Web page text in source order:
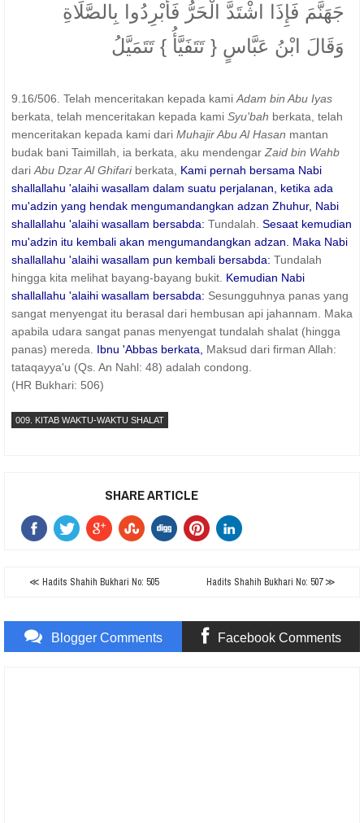
جَهَنَّمَ فَإِذَا اشْتَدَّ الْحَرُّ فَأَبْرِدُوا بِالصَّلَاةِ
وَقَالَ ابْنُ عَبَّاسٍ { تَتَفَيَّأُ } تَتَمَيَّلُ
9.16/506. Telah menceritakan kepada kami Adam bin Abu Iyas
berkata, telah menceritakan kepada kami Syu'bah berkata, telah
menceritakan kepada kami dari Muhajir Abu Al Hasan mantan
budak bani Taimillah, ia berkata, aku mendengar Zaid bin Wahb
dari Abu Dzar Al Ghifariberkata, Kami pernah bersama Nabi
shallallahu 'alaihi wasallam dalam suatu perjalanan, ketika ada
mu'adzin yang hendak mengumandangkan adzan Zhuhur, Nabi
shallallahu 'alaihi wasallam bersabda: Tundalah. Sesaat kemudian
mu'adzin itu kembali akan mengumandangkan adzan. Maka Nabi
shallallahu 'alaihi wasallam pun kembali bersabda: Tundalah
hingga kita melihat bayang-bayang bukit. Kemudian Nabi
shallallahu 'alaihi wasallam bersabda: Sesungguhnya panas yang
sangat menyengat itu berasal dari hembusan api jahannam. Maka
apabila udara sangat panas menyengat tundalah shalat (hingga
panas) mereda.
Ibnu 'Abbas berkata, Maksud dari firman Allah:
tataqayya'u (Qs. An Nahl: 48) adalah condong.
(HR Bukhari: 506)
009. KITAB WAKTU-WAKTU SHALAT
SHARE ARTICLE
≪ Hadits Shahih Bukhari No: 505 Hadits Shahih Bukhari No: 507 ≫
Blogger Comments Facebook Comments